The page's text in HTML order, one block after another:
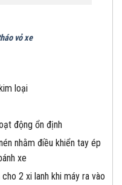
vỏ xe
loại
động ổn định
nhằm điều khiển tay ép
xe
2 xi lanh khi máy ra vào